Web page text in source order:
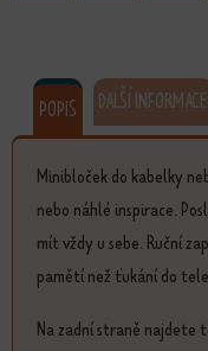
POPIS DALŠÍ INFORMACE
Minibloček do kabelky
nebo náhlé inspirace.
mít vždy u sebe. Ruční
pamětí než ťukání do
Na zadní straně najdete